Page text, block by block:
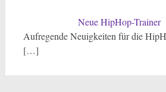
Neue HipHop-Trainer
Aufregende Neuigkeiten für die
[…]